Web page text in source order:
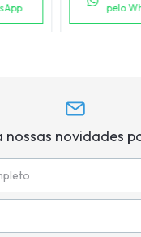
pelo
nossas novidades